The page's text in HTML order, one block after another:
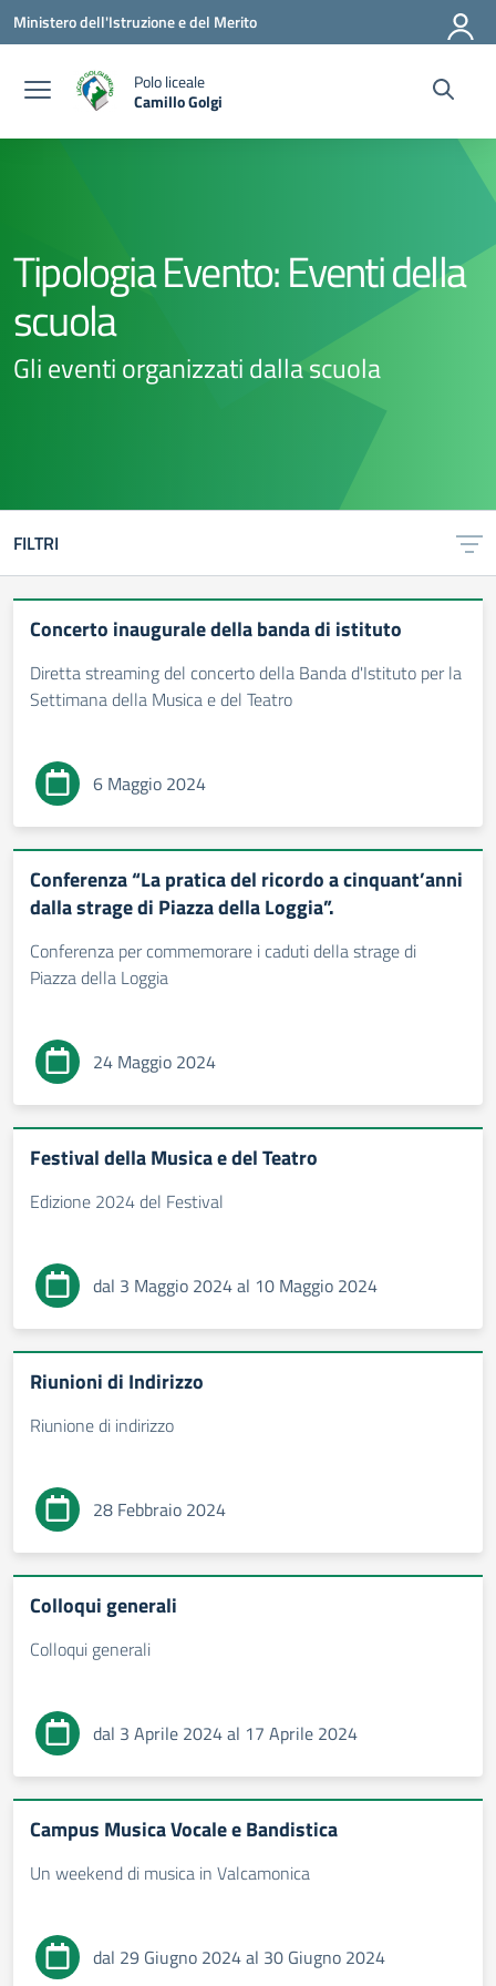
Vai ai contenuti
Vai al menu di navigazione
Vai al footer
Ministero dell'Istruzione e del Merito
Polo liceale
Camillo Golgi
— Visita la pagina iniziale della scuola
Tipologia Evento:Eventi della
scuola
Gli eventi organizzati dalla scuola
FILTRI
Concerto inaugurale della banda di istituto
Diretta streaming del concerto della Banda d'Istituto per la
Settimana della Musica e del Teatro
6 Maggio 2024
Conferenza “La pratica del ricordo a cinquant’anni
dalla strage di Piazza della Loggia”.
Conferenza per commemorare i caduti della strage di
Piazza della Loggia
24 Maggio 2024
Festival della Musica e del Teatro
Edizione 2024 del Festival
dal 3 Maggio 2024 al 10 Maggio 2024
Riunioni di Indirizzo
Riunione di indirizzo
28 Febbraio 2024
Colloqui generali
Colloqui generali
dal 3 Aprile 2024 al 17 Aprile 2024
Campus Musica Vocale e Bandistica
Un weekend di musica in Valcamonica
dal 29 Giugno 2024 al 30 Giugno 2024